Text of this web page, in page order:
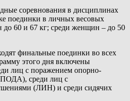
соревнования в дисциплинах
поединки в личных весовых
до 60 и 67 кг; среди женщин – до 50
финальные поединки во всех
этого дня включены
лиц с поражением опорно-
(ПОДА), среди лиц с
(ЛИН) и среди сидячих